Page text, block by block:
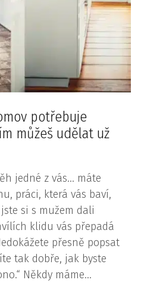
potřebuje
můžeš udělat už
jedné z vás… máte
práci, která vás baví,
si s mužem dali
klidu vás přepadá
přesně popsat
tak dobře, jak byste
Někdy máme...